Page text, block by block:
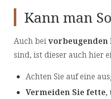
Kann man
Auch beivorbeugenden
sind, ist dieser auch hier
Achten Sie auf eine
Vermeiden Sie